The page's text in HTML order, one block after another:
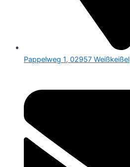
Pappelweg 1, 02957 Weißkeißel